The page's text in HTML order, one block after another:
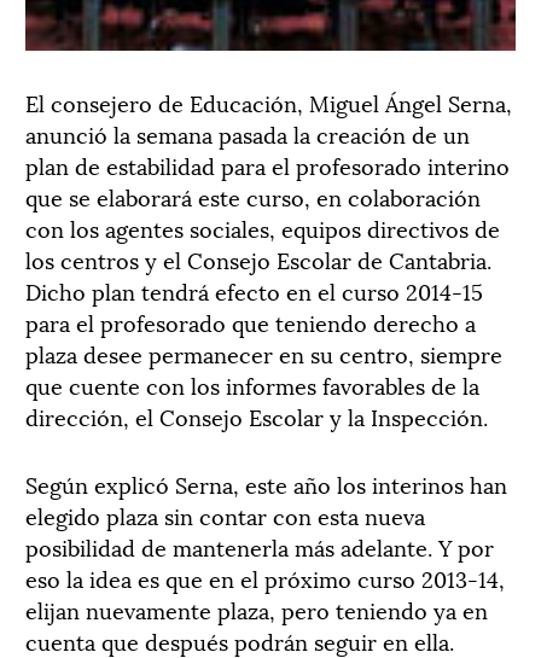
El consejero de Educación, Miguel Ángel Serna,
anunció la semana pasada la creación de un
plan de estabilidad para el profesorado interino
que se elaborará este curso, en colaboración
con los agentes sociales, equipos directivos de
los centros y el Consejo Escolar de Cantabria.
Dicho plan tendrá efecto en el curso 2014-15
para el profesorado que teniendo derecho a
plaza desee permanecer en su centro, siempre
que cuente con los informes favorables de la
dirección, el Consejo Escolar y la Inspección.
Según explicó Serna, este año los interinos han
elegido plaza sin contar con esta nueva
posibilidad de mantenerla más adelante. Y por
eso la idea es que en el próximo curso 2013-14,
elijan nuevamente plaza, pero teniendo ya en
cuenta que después podrán seguir en ella.